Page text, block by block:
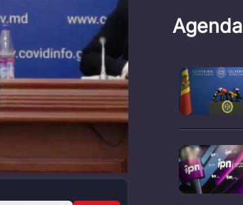
Agenda